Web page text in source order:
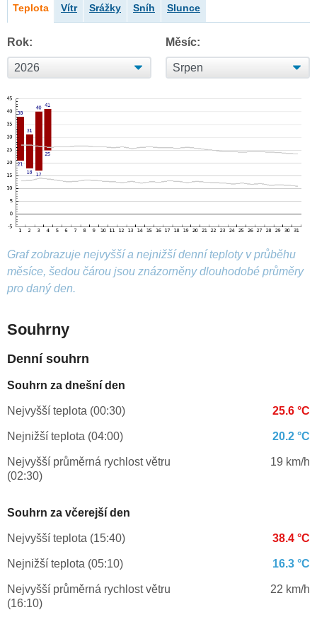
Teplota Vítr Srážky Sníh Slunce
Rok: Měsíc:
Graf zobrazuje nejvyšší a nejnižší denní teploty v průběhu
měsíce, šedou čárou jsou znázorněny dlouhodobé průměry
pro daný den.
Souhrny
Denní souhrn
Souhrn za dnešní den
Nejvyšší teplota (00:30) 25.6 °C
Nejnižší teplota (04:00) 20.2 °C
Nejvyšší průměrná rychlost větru
(02:30)
19 km/h
Souhrn za včerejší den
Nejvyšší teplota (15:40) 38.4 °C
Nejnižší teplota (05:10) 16.3 °C
Nejvyšší průměrná rychlost větru
(16:10)
22 km/h